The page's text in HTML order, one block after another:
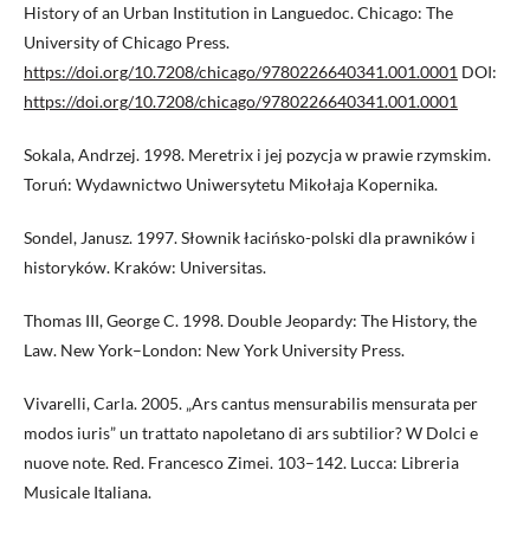
History of an Urban Institution in Languedoc. Chicago: The
University of Chicago Press.
https://doi.org/10.7208/chicago/9780226640341.001.0001 DOI:
https://doi.org/10.7208/chicago/9780226640341.001.0001
Sokala, Andrzej. 1998. Meretrix i jej pozycja w prawie rzymskim.
Toruń: Wydawnictwo Uniwersytetu Mikołaja Kopernika.
Sondel, Janusz. 1997. Słownik łacińsko-polski dla prawników i
historyków. Kraków: Universitas.
Thomas III, George C. 1998. Double Jeopardy: The History, the
Law. New York–London: New York University Press.
Vivarelli, Carla. 2005. „Ars cantus mensurabilis mensurata per
modos iuris” un trattato napoletano di ars subtilior? W Dolci e
nuove note. Red. Francesco Zimei. 103–142. Lucca: Libreria
Musicale Italiana.